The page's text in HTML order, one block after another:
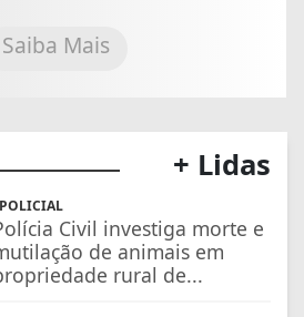
Saiba Mais
+ Lidas
POLICIAL
Civil investiga morte e
de animais em
rural de...